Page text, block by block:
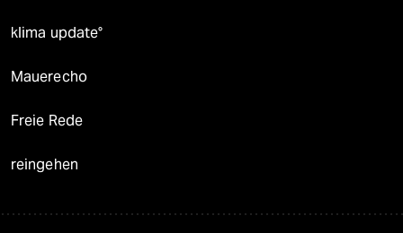
klima update°
Mauerecho
Freie Rede
reingehen